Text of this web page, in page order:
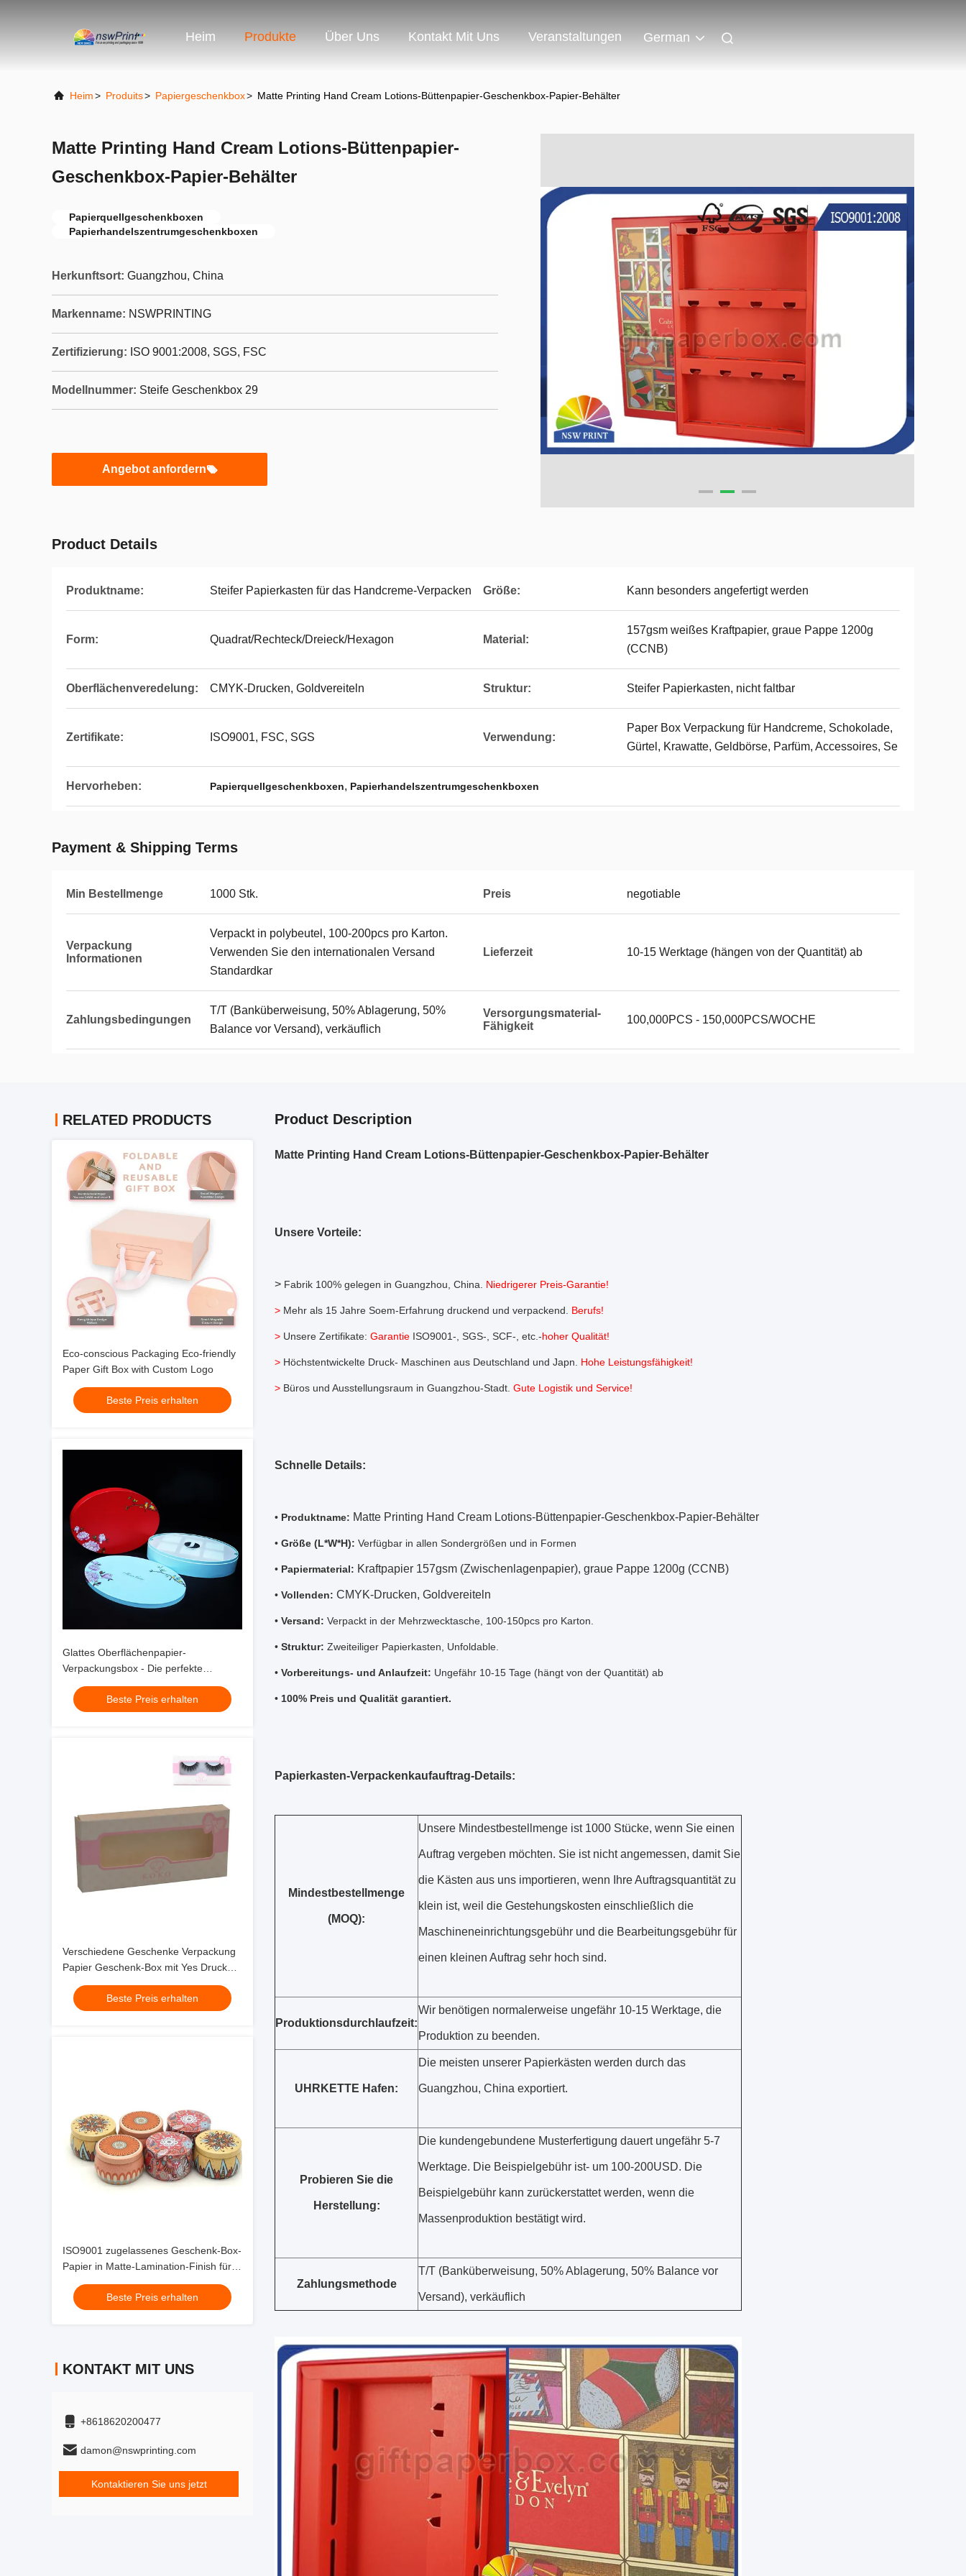
Heim Produkte Über Uns Kontakt Mit Uns Veranstaltungen German
Heim> Produits> Papiergeschenkbox> Matte Printing Hand Cream Lotions-Büttenpapier-Geschenkbox-Papier-Behälter
Matte Printing Hand Cream Lotions-Büttenpapier-
Geschenkbox-Papier-Behälter
Papierquellgeschenkboxen
Papierhandelszentrumgeschenkboxen
Herkunftsort: Guangzhou, China
Markenname: NSWPRINTING
Zertifizierung: ISO 9001:2008, SGS, FSC
Modellnummer: Steife Geschenkbox 29
Angebot anfordern
Product Details
Produktname: Steifer Papierkasten für das Handcreme-Verpacken Größe: Kann besonders angefertigt werden
Form: Quadrat/Rechteck/Dreieck/Hexagon Material:
157gsm weißes Kraftpapier, graue Pappe 1200g
(CCNB)
Oberflächenveredelung: CMYK-Drucken, Goldvereiteln Struktur: Steifer Papierkasten, nicht faltbar
Zertifikate: ISO9001, FSC, SGS Verwendung:
Paper Box Verpackung für Handcreme, Schokolade,
Gürtel, Krawatte, Geldbörse, Parfüm, Accessoires, Se
Hervorheben: Papierquellgeschenkboxen, Papierhandelszentrumgeschenkboxen
Payment & Shipping Terms
Min Bestellmenge 1000 Stk. Preis negotiable
Verpackung
Informationen
Verpackt in polybeutel, 100-200pcs pro Karton.
Verwenden Sie den internationalen Versand
Standardkar
Lieferzeit 10-15 Werktage (hängen von der Quantität) ab
Zahlungsbedingungen
T/T (Banküberweisung, 50% Ablagerung, 50%
Balance vor Versand), verkäuflich
Versorgungsmaterial-
Fähigkeit
100,000PCS - 150,000PCS/WOCHE
RELATED PRODUCTS
Eco-conscious Packaging Eco-friendly
Paper Gift Box with Custom Logo
Beste Preis erhalten
Glattes Oberflächenpapier-
Verpackungsbox - Die perfekte
Verpackungslösung für verschiedene
AnwendungenBeste Preis erhalten
Verschiedene Geschenke Verpackung
Papier Geschenk-Box mit Yes Druck
und Druck
Beste Preis erhalten
ISO9001 zugelassenes Geschenk-Box-
Papier in Matte-Lamination-Finish für
Kundenanforderungen
Beste Preis erhalten
KONTAKT MIT UNS
+8618620200477
damon@nswprinting.com
Kontaktieren Sie uns jetzt
Product Description
Matte Printing Hand Cream Lotions-Büttenpapier-Geschenkbox-Papier-Behälter
Unsere Vorteile:
> Fabrik 100% gelegen in Guangzhou, China. Niedrigerer Preis-Garantie!
> Mehr als 15 Jahre Soem-Erfahrung druckend und verpackend. Berufs!
> Unsere Zertifikate: Garantie ISO9001-, SGS-, SCF-, etc.-hoher Qualität!
> Höchstentwickelte Druck- Maschinen aus Deutschland und Japn. Hohe Leistungsfähigkeit!
> Büros und Ausstellungsraum in Guangzhou-Stadt. Gute Logistik und Service!
Schnelle Details:
• Produktname: Matte Printing Hand Cream Lotions-Büttenpapier-Geschenkbox-Papier-Behälter
• Größe (L*W*H): Verfügbar in allen Sondergrößen und in Formen
• Papiermaterial: Kraftpapier 157gsm (Zwischenlagenpapier), graue Pappe 1200g (CCNB)
• Vollenden: CMYK-Drucken, Goldvereiteln
• Versand: Verpackt in der Mehrzwecktasche, 100-150pcs pro Karton.
• Struktur: Zweiteiliger Papierkasten, Unfoldable.
• Vorbereitungs- und Anlaufzeit: Ungefähr 10-15 Tage (hängt von der Quantität) ab
• 100% Preis und Qualität garantiert.
Papierkasten-Verpackenkaufauftrag-Details:
Mindestbestellmenge
(MOQ):
Unsere Mindestbestellmenge ist 1000 Stücke, wenn Sie einen
Auftrag vergeben möchten. Sie ist nicht angemessen, damit Sie
die Kästen aus uns importieren, wenn Ihre Auftragsquantität zu
klein ist, weil die Gestehungskosten einschließlich die
Maschineneinrichtungsgebühr und die Bearbeitungsgebühr für
einen kleinen Auftrag sehr hoch sind.
Produktionsdurchlaufzeit:
Wir benötigen normalerweise ungefähr 10-15 Werktage, die
Produktion zu beenden.
UHRKETTE Hafen:
Die meisten unserer Papierkästen werden durch das
Guangzhou, China exportiert.
Probieren Sie die
Herstellung:
Die kundengebundene Musterfertigung dauert ungefähr 5-7
Werktage. Die Beispielgebühr ist- um 100-200USD. Die
Beispielgebühr kann zurückerstattet werden, wenn die
Massenproduktion bestätigt wird.
Zahlungsmethode
T/T (Banküberweisung, 50% Ablagerung, 50% Balance vor
Versand), verkäuflich